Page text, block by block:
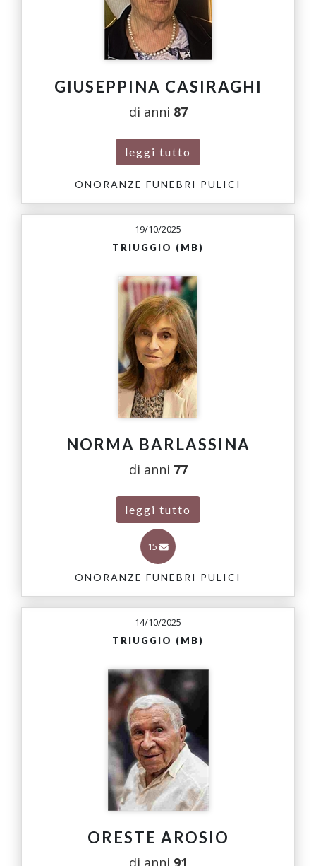
GIUSEPPINA CASIRAGHI
di anni 87
leggi tutto
ONORANZE FUNEBRI PULICI
19/10/2025
TRIUGGIO (MB)
NORMA BARLASSINA
di anni 77
leggi tutto
15
ONORANZE FUNEBRI PULICI
14/10/2025
TRIUGGIO (MB)
ORESTE AROSIO